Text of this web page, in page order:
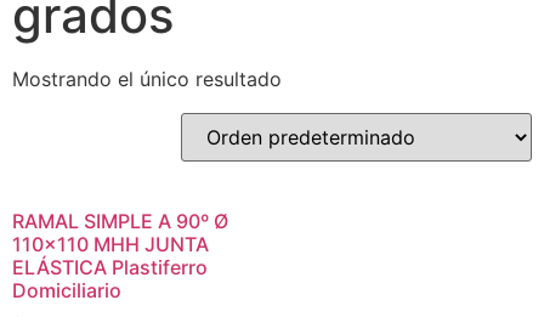
grados
Mostrando el único resultado
RAMAL SIMPLE A 90º Ø
110×110 MHH JUNTA
ELÁSTICA Plastiferro
Domiciliario